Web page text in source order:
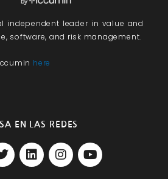
independent leader in value and
software, and risk management.
here
EN LAS REDES
T
w
L
i
I
n
Y
o